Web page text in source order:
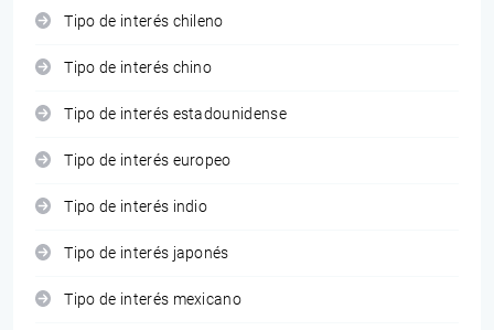
Tipo de interés chileno
Tipo de interés chino
Tipo de interés estadounidense
Tipo de interés europeo
Tipo de interés indio
Tipo de interés japonés
Tipo de interés mexicano